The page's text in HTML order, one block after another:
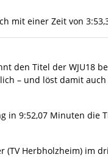
mit einer Zeit von
den Titel der
– und löst damit
in 9:52,07 Minuten
(TV Herbholzheim) im